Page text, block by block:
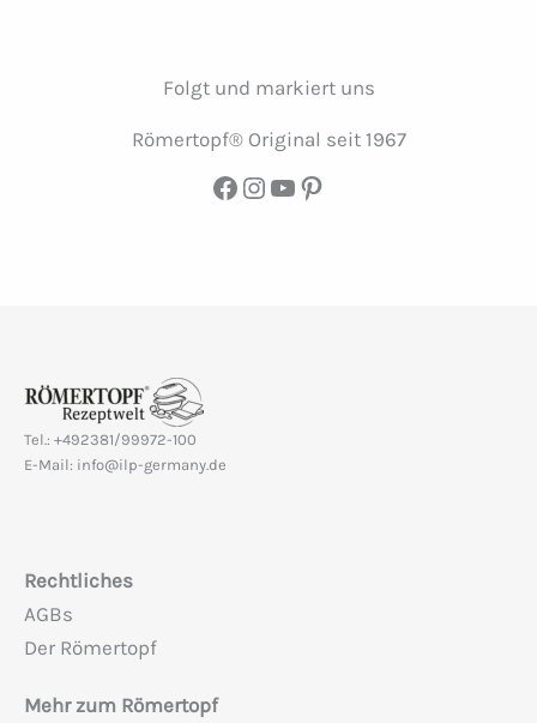
Folgt und markiert uns
Römertopf® Original seit 1967
Facebook
Instagram
YouTube
Pinterest
Tel.: +492381/99972-100
E-Mail: info@ilp-germany.de
Rechtliches
AGBs
Der Römertopf
Mehr zum Römertopf